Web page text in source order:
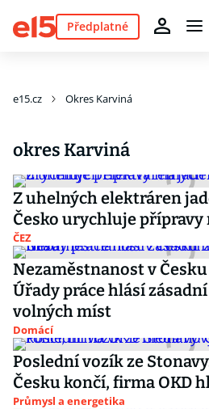
Předplatné
e15.cz Okres Karviná
okres Karviná
Z uhelných elektráren
Česko urychluje
ČEZ
Nezaměstnanost v
Úřady práce hlásí
volných míst
Domácí
Poslední vozík ze
Česku končí, firma OKD
Průmysl a energetika